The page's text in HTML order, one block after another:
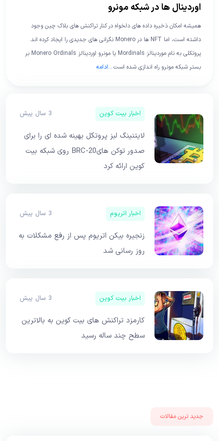
اوردینال ها در شبکه مونرو
همیشه امکان ذخیره داده های دلخواه در کنار تراکنش های بلاک چین وجود
داشته است، اما NFT ها در Monero نگرانی های جدیدی را ایجاد کرده اند.
پروتکلی به نام موردینالز Mordinals یا مونرو اوردینالز Monero Ordinals بر
بستر شبکه مونرو راه اندازی شده است...ادامه
اخبار بیت کوین 3 سال پیش
لایتنینگ لبز پروتکل بهینه شده ای را برای
صدور توکن هایBRC-20 روی شبکه بیت
کوین ارائه کرد
اخبار اتریوم 3 سال پیش
زنجیره بیکن اتریوم پس از رفع مشکلات به
روز رسانی شد
اخبار بیت کوین 3 سال پیش
کارمزد تراکنش های بیت کوین به بالاترین
سطح چند ساله رسید
جدید ترین مقالات